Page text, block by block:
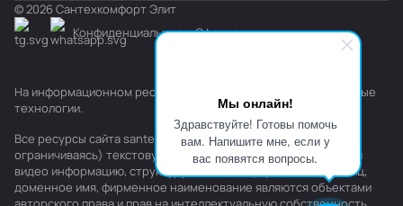
Мы онлайн!
Здравствуйте! Готовы помочь
вам. Напишите мне, если у
вас появятся вопросы.
© 2026 Сантехкомфорт Элит
КонфиденциальностьОферта
На информационном ресурсе применяются
рекомендательные
технологии.
Все ресурсы сайта santehkomfort.ru, включая (но не
ограничиваясь) текстовую, графическую, фотографическую и
видео информацию, структуру, дизайн и оформление страниц,
доменное имя, фирменное наименование являются объектами